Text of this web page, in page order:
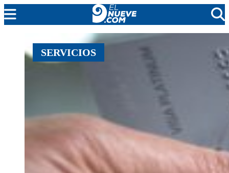
MENDOZA
CADA DÍA
EL NUEVE STREAMS
EN VIVO
SERVICIOS